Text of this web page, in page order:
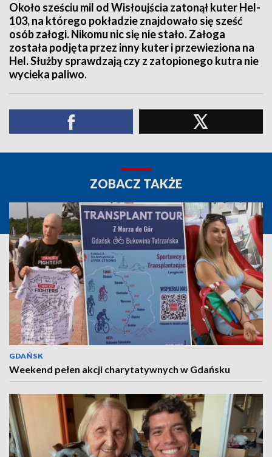
Około sześciu mil od Wisłoujścia zatonął kuter Hel-
103, na którego pokładzie znajdowało się sześć
osób załogi. Nikomu nic się nie stało. Załoga
została podjęta przez inny kuter i przewieziona na
Hel. Służby sprawdzają czy z zatopionego kutra nie
wycieka paliwo.
ZOBACZ TAKŻE
GDAŃSK
Weekend pełen akcji charytatywnych w Gdańsku